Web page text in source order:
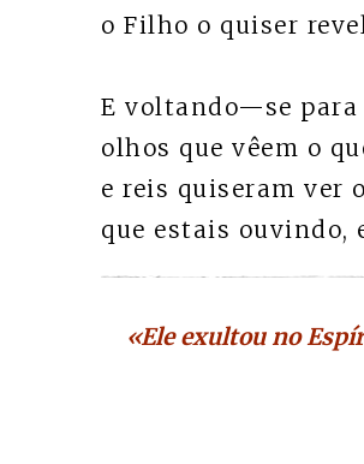
o Filho o quiser
E voltando—se para
olhos que vêem o
e reis quiseram ver
que estais ouvindo,
«Ele exultou no